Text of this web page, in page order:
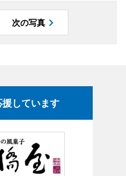
次の写真
しています